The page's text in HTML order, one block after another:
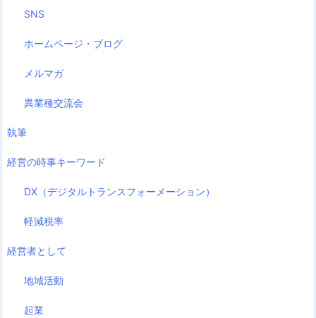
SNS
ホームページ・ブログ
メルマガ
異業種交流会
執筆
経営の時事キーワード
DX（デジタルトランスフォーメーション）
軽減税率
経営者として
地域活動
起業